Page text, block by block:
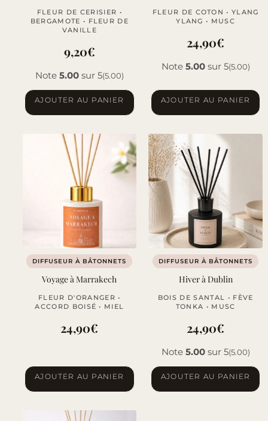
FLEUR DE CERISIER •
BERGAMOTE • FLEUR DE
VANILLE
9,20€
Note 5.00sur 5(5.00)
AJOUTER AU PANIER
FLEUR DE COTON • YLANG
YLANG • MUSC
24,90€
Note 5.00sur 5(5.00)
AJOUTER AU PANIER
DIFFUSEUR À BÂTONNETS
Voyage à Marrakech
FLEUR D'ORANGER •
ACCORD BOISÉ • MIEL
24,90€
AJOUTER AU PANIER
DIFFUSEUR À BÂTONNETS
Hiver à Dublin
BOIS DE SANTAL • FÈVE
TONKA • MUSC
24,90€
Note 5.00sur 5(5.00)
AJOUTER AU PANIER